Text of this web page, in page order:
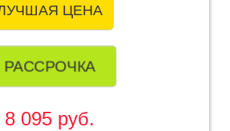
ЦЕНА
РАССРОЧКА
8 095 руб.